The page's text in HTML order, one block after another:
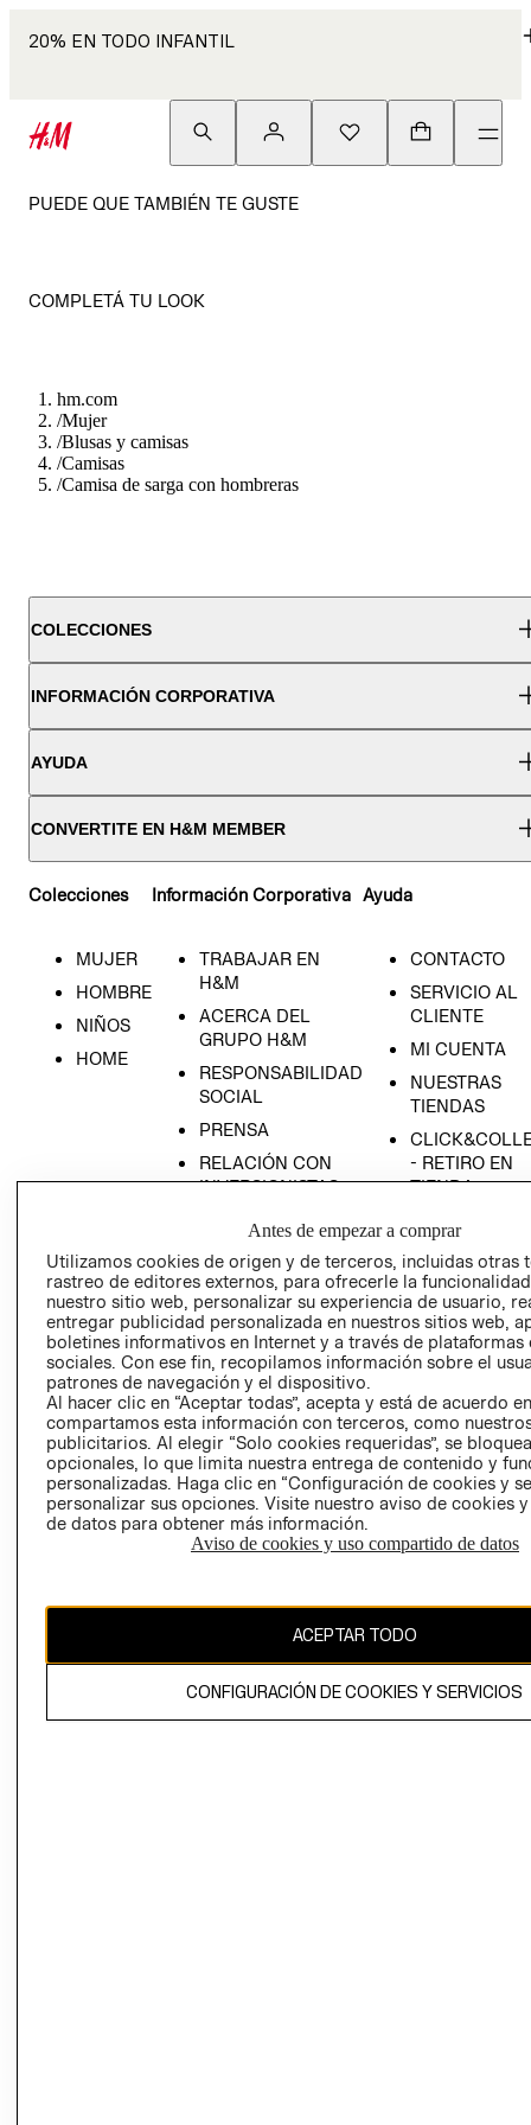
20% EN TODO INFANTIL
PUEDE QUE TAMBIÉN TE GUSTE
COMPLETÁ TU LOOK
hm.com
/Mujer
/Blusas y camisas
/Camisas
/Camisa de sarga con hombreras
COLECCIONES
INFORMACIÓN CORPORATIVA
AYUDA
CONVERTITE EN H&M MEMBER
Colecciones
MUJER
HOMBRE
NIÑOS
HOME
Información Corporativa
TRABAJAR EN
H&M
ACERCA DEL
GRUPO H&M
RESPONSABILIDAD
SOCIAL
PRENSA
RELACIÓN CON
INVERSIONISTAS
POLÍTICA
EMPRESARIAL
Ayuda
CONTACTO
SERVICIO AL
CLIENTE
MI CUENTA
NUESTRAS
TIENDAS
- RETIRO EN
TIENDA
CONDICIONES
AVISO DE
PRIVACIDAD
GIFT CARD
AVISO DE
El contenido de esta página web está protegido por copyright y es
propiedad de H&M Hennes & Mauritz AB.
Antes de empezar a comprar
Utilizamos cookies de origen y de terceros, incluidas otras
rastreo de editores externos, para ofrecerle la
nuestro sitio web, personalizar su experiencia de usuario,
entregar publicidad personalizada en nuestros sitios web,
boletines informativos en Internet y a través de plataformas
sociales. Con ese fin, recopilamos información sobre el
patrones de navegación y el dispositivo.
Al hacer clic en “Aceptar todas”, acepta y está de acuerdo
compartamos esta información con terceros, como
publicitarios. Al elegir “Solo cookies requeridas”, se
opcionales, lo que limita nuestra entrega de contenido y
personalizadas. Haga clic en “Configuración de cookies y
personalizar sus opciones. Visite nuestro aviso de cookies
de datos para obtener más información.
Aviso de cookies y uso compartido de datos
ACEPTAR TODO
CONFIGURACIÓN DE COOKIES Y SERVICIOS